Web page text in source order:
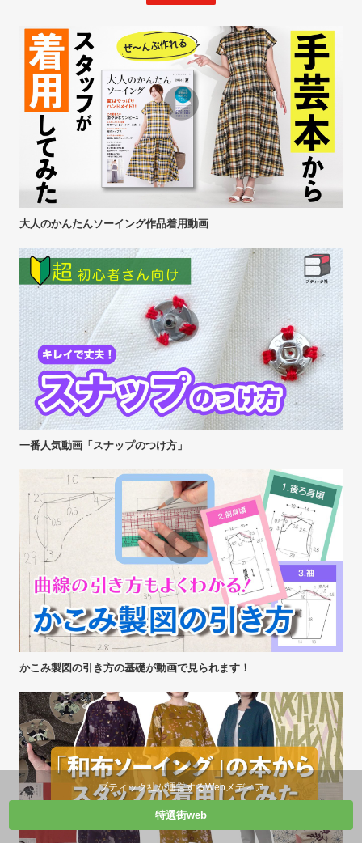
大人のかんたんソーイング作品着用動画
一番人気動画「スナップのつけ方」
かこみ製図の引き方の基礎が動画で見られます！
ブティック社が運営するWebメディア
特選街web